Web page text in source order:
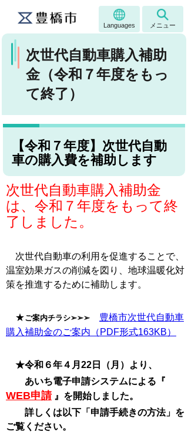
Languages メニュー
次世代自動車購入補助
金（令和７年度をもっ
て終了）
【令和７年度】次世代自動
車の購入費を補助します
次世代自動車購入補助金
は、令和７年度をもって終
了しました。
次世代自動車の利用を促進することで、
温室効果ガスの削減を図り、地球温暖化対
策を推進するために補助します。
★ご案内チラシ➢➢➢
豊橋市次世代自動車
購入補助金のご案内（PDF形式163KB）
★令和６年４月22日（月）より、
あいち電子申請システムによる『
WEB申請』を開始しました。
詳しくは以下「申請手続きの方法」 を
ご覧ください。